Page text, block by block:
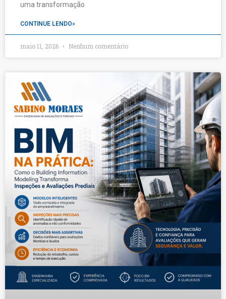
uma transformação
CONTINUE LENDO»
maio 11, 2026 Nenhum comentário